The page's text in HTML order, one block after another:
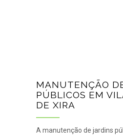
MANUTENÇÃO
PÚBLICOS EM
DE XIRA
A manutenção de jardins